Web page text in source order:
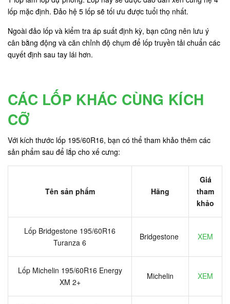
lốp mặc định. Đảo hệ 5 lốp sẽ tối ưu được tuổi thọ nhất.
Ngoài đảo lốp và kiểm tra áp suất định kỳ, bạn cũng nên lưu ý
cân bằng động và căn chỉnh độ chụm để lốp truyền tải chuẩn các
quyết định sau tay lái hơn.
CÁC LỐP KHÁC CÙNG KÍCH
CỠ
Với kích thước lốp 195/60R16, bạn có thể tham khảo thêm các
sản phẩm sau để lắp cho xế cưng:
Tên sản phẩm Hãng
Giá
tham
khảo
Lốp Bridgestone 195/60R16
Turanza 6
Bridgestone XEM
Lốp Michelin 195/60R16 Energy
XM 2+
Michelin XEM